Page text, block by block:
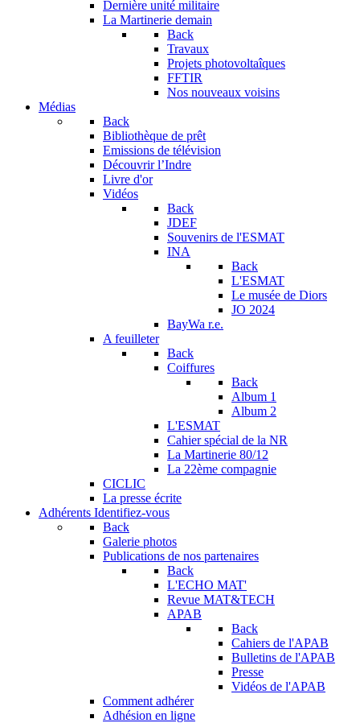
Dernière unité militaire
La Martinerie demain
Back
Travaux
Projets photovoltaîques
FFTIR
Nos nouveaux voisins
Médias
Back
Bibliothèque de prêt
Emissions de télévision
Découvrir l’Indre
Livre d'or
Vidéos
Back
JDEF
Souvenirs de l'ESMAT
INA
Back
L'ESMAT
Le musée de Diors
JO 2024
BayWa r.e.
A feuilleter
Back
Coiffures
Back
Album 1
Album 2
L'ESMAT
Cahier spécial de la NR
La Martinerie 80/12
La 22ème compagnie
CICLIC
La presse écrite
Adhérents Identifiez-vous
Back
Galerie photos
Publications de nos partenaires
Back
L'ECHO MAT'
Revue MAT&TECH
APAB
Back
Cahiers de l'APAB
Bulletins de l'APAB
Presse
Vidéos de l'APAB
Comment adhérer
Adhésion en ligne